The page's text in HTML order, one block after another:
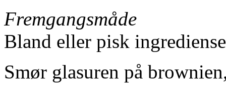
Fremgangsmåde
Bland eller pisk
Smør glasuren på